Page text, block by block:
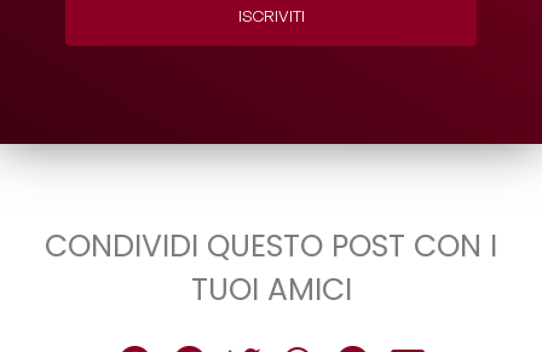
ISCRIVITI
CONDIVIDI QUESTO POST CON I
TUOI AMICI